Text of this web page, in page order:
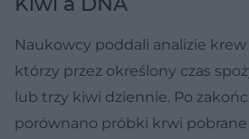
Naukowcy poddali analizie
którzy przez określony czas
lub trzy kiwi dziennie. Po
porównano próbki krwi